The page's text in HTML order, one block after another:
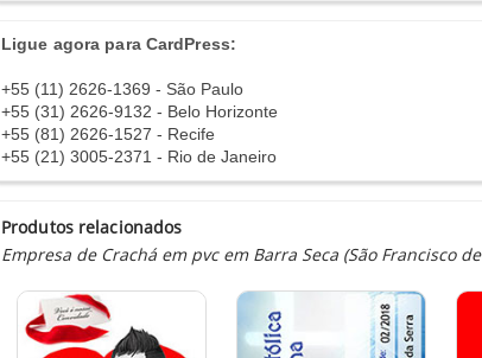
Ligue agora para CardPress:
+55 (11) 2626-1369 - São Paulo
+55 (31) 2626-9132 - Belo Horizonte
+55 (81) 2626-1527 - Recife
+55 (21) 3005-2371 - Rio de Janeiro
Produtos relacionados
Empresa de Crachá em pvc em Barra Seca (São Francisco